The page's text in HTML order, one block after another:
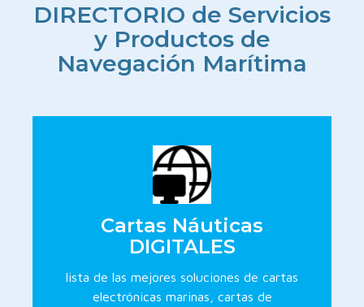
DIRECTORIO de Servicios
y Productos de
Navegación Marítima
Cartas Náuticas
DIGITALES
lista de las mejores soluciones de cartas
electrónicas marinas, cartas de